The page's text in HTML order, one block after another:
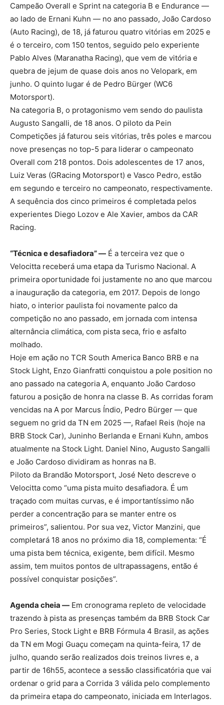
Campeão Overall e Sprint na categoria B e Endurance —
ao lado de Ernani Kuhn — no ano passado, João Cardoso
(Auto Racing), de 18, já faturou quatro vitórias em 2025 e
é o terceiro, com 150 tentos, seguido pelo experiente
Pablo Alves (Maranatha Racing), que vem de vitória e
quebra de jejum de quase dois anos no Velopark, em
junho. O quinto lugar é de Pedro Bürger (WC6
Motorsport).
Na categoria B, o protagonismo vem sendo do paulista
Augusto Sangalli, de 18 anos. O piloto da Pein
Competições já faturou seis vitórias, três poles e marcou
nove presenças no top-5 para liderar o campeonato
Overall com 218 pontos. Dois adolescentes de 17 anos,
Luiz Veras (GRacing Motorsport) e Vasco Pedro, estão
em segundo e terceiro no campeonato, respectivamente.
A sequência dos cinco primeiros é completada pelos
experientes Diego Lozov e Ale Xavier, ambos da CAR
Racing.
“Técnica e desafiadora” — É a terceira vez que o
Velocitta receberá uma etapa da Turismo Nacional. A
primeira oportunidade foi justamente no ano que marcou
a inauguração da categoria, em 2017. Depois de longo
hiato, o interior paulista foi novamente palco da
competição no ano passado, em jornada com intensa
alternância climática, com pista seca, frio e asfalto
molhado.
Hoje em ação no TCR South America Banco BRB e na
Stock Light, Enzo Gianfratti conquistou a pole position no
ano passado na categoria A, enquanto João Cardoso
faturou a posição de honra na classe B. As corridas foram
vencidas na A por Marcus Índio, Pedro Bürger — que
seguem no grid da TN em 2025 —, Rafael Reis (hoje na
BRB Stock Car), Juninho Berlanda e Ernani Kuhn, ambos
atualmente na Stock Light. Daniel Nino, Augusto Sangalli
e João Cardoso dividiram as honras na B.
Piloto da Brandão Motorsport, José Neto descreve o
Velocitta como “uma pista muito desafiadora. É um
traçado com muitas curvas, e é importantíssimo não
perder a concentração para se manter entre os
primeiros”, salientou. Por sua vez, Victor Manzini, que
completará 18 anos no próximo dia 18, complementa: “É
uma pista bem técnica, exigente, bem difícil. Mesmo
assim, tem muitos pontos de ultrapassagens, então é
possível conquistar posições”.
Agenda cheia — Em cronograma repleto de velocidade
trazendo à pista as presenças também da BRB Stock Car
Pro Series, Stock Light e BRB Fórmula 4 Brasil, as ações
da TN em Mogi Guaçu começam na quinta-feira, 17 de
julho, quando serão realizados dois treinos livres e, a
partir de 16h55, acontece a sessão classificatória que vai
ordenar o grid para a Corrida 3 válida pelo complemento
da primeira etapa do campeonato, iniciada em Interlagos.